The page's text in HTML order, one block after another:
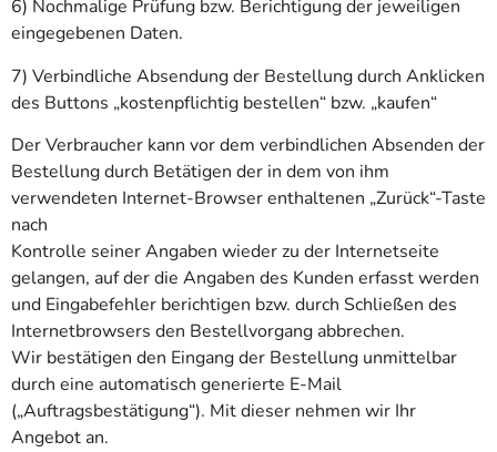
6) Nochmalige Prüfung bzw. Berichtigung der jeweiligen
eingegebenen Daten.
7) Verbindliche Absendung der Bestellung durch Anklicken
des Buttons „kostenpflichtig bestellen“ bzw. „kaufen“
Der Verbraucher kann vor dem verbindlichen Absenden der
Bestellung durch Betätigen der in dem von ihm
verwendeten Internet-Browser enthaltenen „Zurück“-Taste
nach
Kontrolle seiner Angaben wieder zu der Internetseite
gelangen, auf der die Angaben des Kunden erfasst werden
und Eingabefehler berichtigen bzw. durch Schließen des
Internetbrowsers den Bestellvorgang abbrechen.
Wir bestätigen den Eingang der Bestellung unmittelbar
durch eine automatisch generierte E-Mail
(„Auftragsbestätigung“). Mit dieser nehmen wir Ihr
Angebot an.